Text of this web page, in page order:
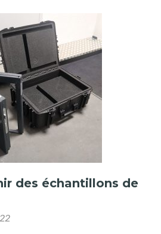
des échantillons de